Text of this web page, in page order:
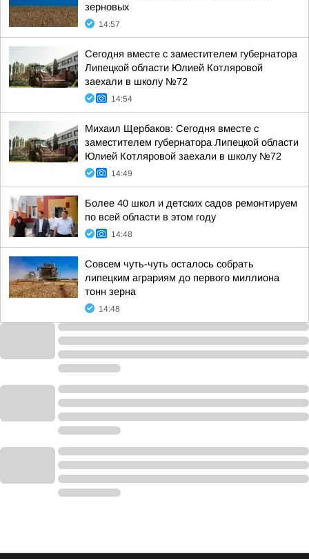
зерновых
14:57
Сегодня вместе с заместителем губернатора
Липецкой области Юлией Котляровой
заехали в школу №72
14:54
Михаил Щербаков: Сегодня вместе с
заместителем губернатора Липецкой области
Юлией Котляровой заехали в школу №72
14:49
Более 40 школ и детских садов ремонтируем
по всей области в этом году
14:48
Совсем чуть-чуть осталось собрать
липецким аграриям до первого миллиона
тонн зерна
14:48